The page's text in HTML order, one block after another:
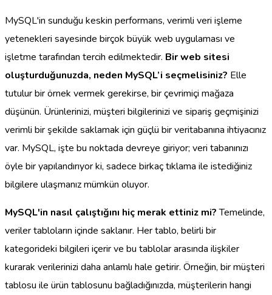
MySQL'in sunduğu keskin performans, verimli veri işleme
yetenekleri sayesinde birçok büyük web uygulaması ve
işletme tarafından tercih edilmektedir. Bir web sitesi
oluşturduğunuzda, neden MySQL’i seçmelisiniz? Elle
tutulur bir örnek vermek gerekirse, bir çevrimiçi mağaza
düşünün. Ürünlerinizi, müşteri bilgilerinizi ve sipariş geçmişinizi
verimli bir şekilde saklamak için güçlü bir veritabanına ihtiyacınız
var. MySQL, işte bu noktada devreye giriyor; veri tabanınızı
öyle bir yapılandırıyor ki, sadece birkaç tıklama ile istediğiniz
bilgilere ulaşmanız mümkün oluyor.
MySQL'in nasıl çalıştığını hiç merak ettiniz mi?Temelinde,
veriler tabloların içinde saklanır. Her tablo, belirli bir
kategorideki bilgileri içerir ve bu tablolar arasında ilişkiler
kurarak verilerinizi daha anlamlı hale getirir. Örneğin, bir müşteri
tablosu ile ürün tablosunu bağladığınızda, müşterilerin hangi